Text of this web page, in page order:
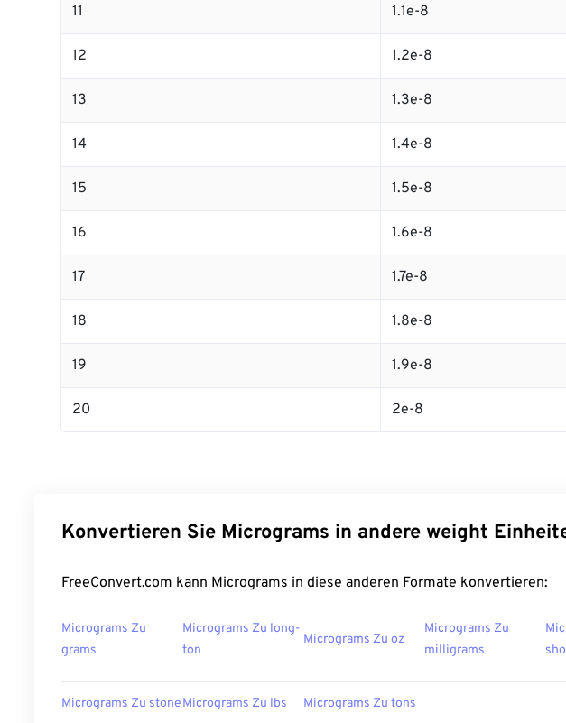
11 1.1e-8
12 1.2e-8
13 1.3e-8
14 1.4e-8
15 1.5e-8
16 1.6e-8
17 1.7e-8
18 1.8e-8
19 1.9e-8
20 2e-8
Konvertieren Sie Micrograms in andere weight
FreeConvert.com kann Micrograms in diese anderen Formate konvertieren:
Micrograms Zu
grams
Micrograms Zu long-
ton
Micrograms Zu oz
Micrograms Zu
milligrams
Micrograms Zu stoneMicrograms Zu lbs Micrograms Zu tons